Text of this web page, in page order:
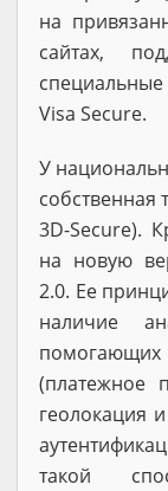
на
сайтах,
Visa Secure.
У
собственная
3D-Secure).
на новую
2.0. Ее
наличие
помогающих
(платежное
геолокация
такой